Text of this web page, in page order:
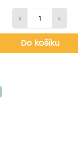
Do košíku